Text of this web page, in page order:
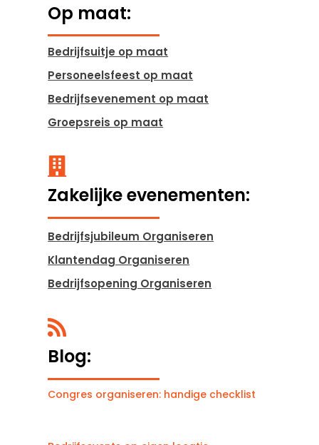
Op maat:
Bedrijfsuitje op maat
Personeelsfeest op maat
Bedrijfsevenement op maat
Groepsreis op maat

Zakelijke evenementen:
Bedrijfsjubileum Organiseren
Klantendag Organiseren
Bedrijfsopening Organiseren

Blog:
Congres organiseren: handige checklist